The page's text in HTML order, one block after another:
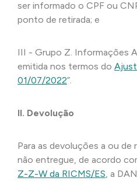
ser informado o CPF ou
ponto de retirada; e
III - Grupo Z. Informações
emitida nos termos do
01/07/2022”.
II. Devolução
Para as devoluções a ou de
não entregue, de acordo
Z-Z-W da RICMS/ES, a